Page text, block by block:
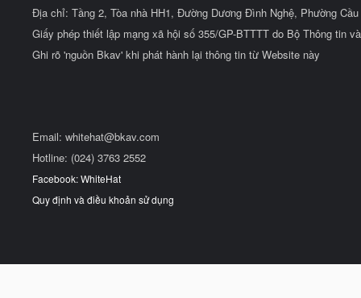
Địa chỉ: Tầng 2, Tòa nhà HH1, Đường Dương Đình Nghệ, Phường
Giấy phép thiết lập mạng xã hội số 355/GP-BTTTT do Bộ Thông tin
Ghi rõ 'nguồn Bkav' khi phát hành lại thông tin từ Website này
Email: whitehat@bkav.com
Hotline: (024) 3763 2552
Facebook: WhiteHat
Quy định và điều khoản sử dụng